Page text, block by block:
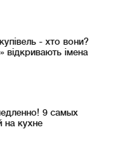
- хто вони?
відкривають імена
9 самых
на кухне